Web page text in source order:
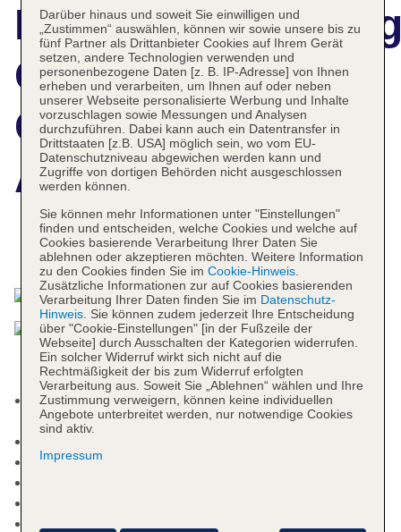
Grand Hotel
Convento di
Amalfi
Das bietet Ihre Unterkunft
Kurtaxe/Ökotaxe/Touristensteuer zahlbar vor Ort:
pro Nacht/pro Person ca. 5 EUR
Check-in Zeit ab 15:00 Uhr
Darüber hinaus und soweit Sie einwilligen und
„Zustimmen“ auswählen, können wir sowie unsere bis zu
fünf Partner als Drittanbieter Cookies auf Ihrem Gerät
setzen, andere Technologien verwenden und
personenbezogene Daten [z. B. IP-Adresse] von Ihnen
erheben und verarbeiten, um Ihnen auf oder neben
unserer Webseite personalisierte Werbung und Inhalte
vorzuschlagen sowie Messungen und Analysen
durchzuführen. Dabei kann auch ein Datentransfer in
Drittstaaten [z.B. USA] möglich sein, wo vom EU-
Datenschutzniveau abgewichen werden kann und
Zugriffe von dortigen Behörden nicht ausgeschlossen
werden können.
Sie können mehr Informationen unter "Einstellungen"
finden und entscheiden, welche Cookies und welche auf
Cookies basierende Verarbeitung Ihrer Daten Sie
ablehnen oder akzeptieren möchten. Weitere Information
zu den Cookies finden Sie im Cookie-Hinweis.
Zusätzliche Informationen zur auf Cookies basierenden
Verarbeitung Ihrer Daten finden Sie im Datenschutz-
Hinweis. Sie können zudem jederzeit Ihre Entscheidung
über "Cookie-Einstellungen" [in der Fußzeile der
Webseite] durch Ausschalten der Kategorien widerrufen.
Ein solcher Widerruf wirkt sich nicht auf die
Rechtmäßigkeit der bis zum Widerruf erfolgten
Verarbeitung aus. Soweit Sie „Ablehnen“ wählen und Ihre
Zustimmung verweigern, können keine individuellen
Angebote unterbreitet werden, nur notwendige Cookies
sind aktiv.
Impressum